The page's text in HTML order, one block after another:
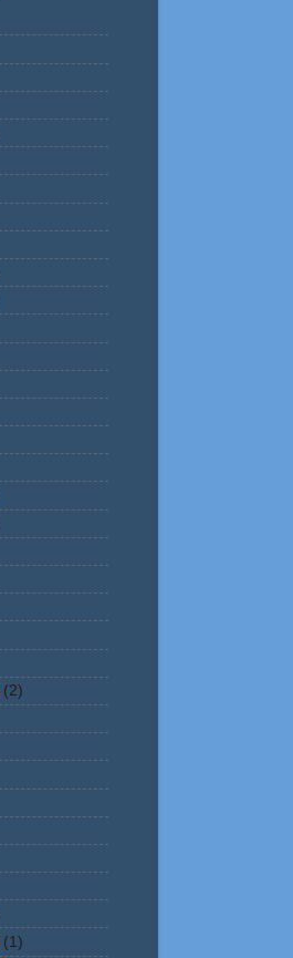
(2)
(1)